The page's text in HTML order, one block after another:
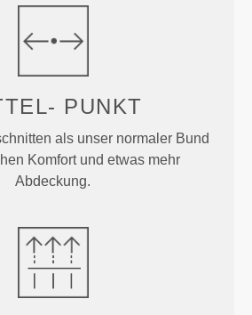
PUNKT
als unser normaler Bund
Komfort und etwas mehr
Abdeckung.